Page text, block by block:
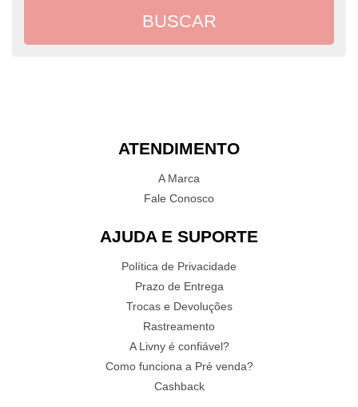
ATENDIMENTO
A Marca
Fale Conosco
AJUDA E SUPORTE
Política de Privacidade
Prazo de Entrega
Trocas e Devoluções
Rastreamento
A Livny é confiável?
Como funciona a Pré venda?
Cashback